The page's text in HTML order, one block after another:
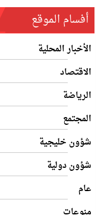
أفسام الموقع
الأخبار المحلية
الاقتصاد
الرياضة
المجتمع
شؤون خليجية
شؤون دولية
عام